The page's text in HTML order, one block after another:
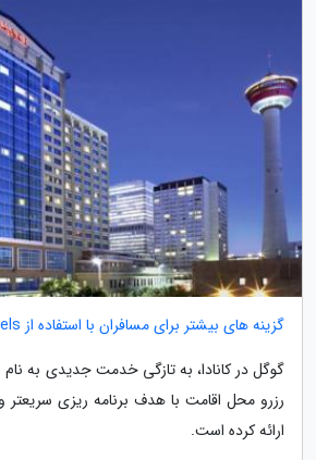
گزینه های بیشتر برای مسافران با استفاده از Google Hotels
رزرو محل اقامت با هدف برنامه ریزی سریعتر
ارائه کرده است.